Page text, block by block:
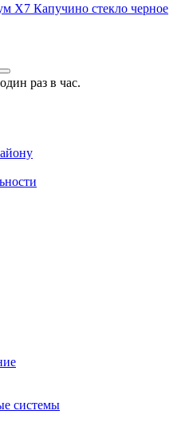
Х7 Капучино стекло черное
раз в час.
системы